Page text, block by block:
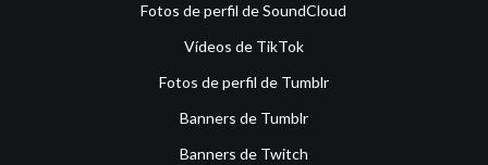
Fotos de perfil de SoundCloud
Vídeos de TikTok
Fotos de perfil de Tumblr
Banners de Tumblr
Banners de Twitch